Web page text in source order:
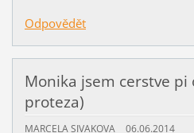
Odpovědět
Monika jsem cerstve pi
proteza)
MARCELA SIVAKOVA 06.06.2014